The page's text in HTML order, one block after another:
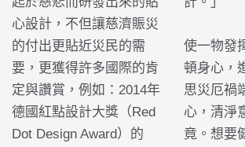
心設計，不但讓慈濟賑災
的付出更貼近災民的需
要，更獲得許多國際的肯
定與讚賞，例如：2014年
德國紅點設計大獎（Red
Dot Design Award）的
使一物發
頓身心，
思災厄禍
心，清淨
竟。想要